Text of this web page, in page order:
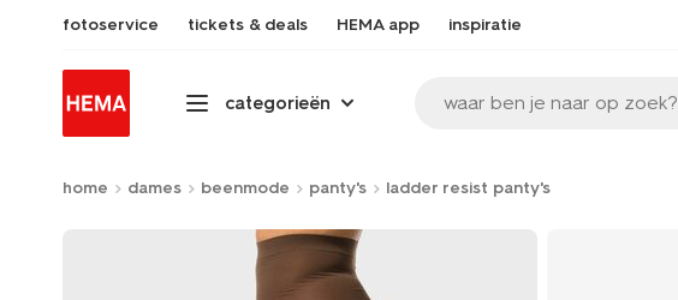
fotoservice tickets & deals HEMA app inspiratie
categorieën waar ben je naar op zoek?
home dames beenmode panty's ladder resist panty's